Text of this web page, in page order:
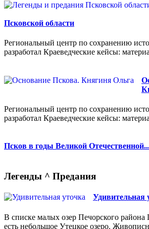
Псковской области
Региональный центр по сохранению
разработал Краеведческие кейсы:
Региональный центр по сохранению
разработал Краеведческие кейсы:
Псков в годы Великой
Легенды ^ Предания
Удивительная
В списке малых озер Печорского района
есть небольшое Утецкое озеро.